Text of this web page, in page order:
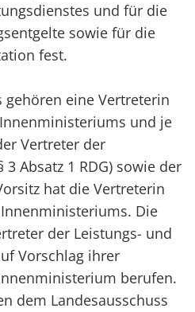
und für die
sowie für die
fest.
gehören eine Vertreterin
und je
Vertreter der
Absatz 1 RDG) sowie der
hat die Vertreterin
Die
der Leistungs- und
Vorschlag ihrer
berufen.
dem Landesausschuss